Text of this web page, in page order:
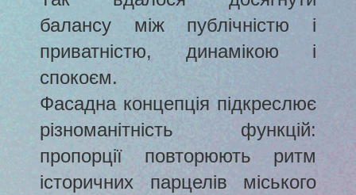
балансу між публічністю і
приватністю, динамікою і
спокоєм.
Фасадна концепція підкреслює
різноманітність функцій:
пропорції повторюють ритм
історичних парцелів міського